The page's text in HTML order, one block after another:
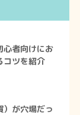
心者向けにお
コツを紹介
が穴場だっ